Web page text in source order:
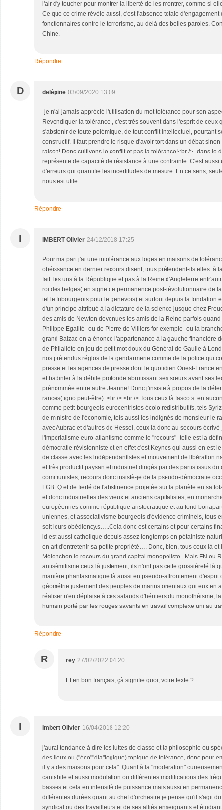
l'air d'y toucher pour montrer la liberté de les montrer, comme si
Ce que ce crime révèle aussi, c'est l'absence totale d'engagement
fonctionnaires contre le terrorisme, au delà des belles paroles.
Chine.
Répondre
D delépine 03/09/2020 13:09
-je n'ai jamais apprécié l'utilisation du mot tolérance pour son
Revendiquer la tolérance , c'est très souvent dans l'esprit de ceux
s'abstenir de toute polémique, de tout conflit intellectuel, pourtant
constructif. Il faut prendre le risque d'avoir tort dans un débat sinon
raison! Donc cultivons le conflit et pas la tolérance!<br /> -dans le
représente de capacité de résistance à une contrainte. C'est
d'erreurs qui quantifie les incertitudes de mesure. En ce sens,
nous est utile.
Répondre
I IMBERT Olivier 24/12/2018 17:25
Pour ma part j'ai une intolérance aux loges en maisons de
obéissance en dernier recours disent, tous prétendent-ils.elles. à
fait: les uns à la République et pas à la Reine d'Angleterre
roi des belges( en signe de permanence post-révolutionnaire de
tel le fribourgeois pour le genevois) et surtout depuis la fondation
d'un principe attribué à la dictature de la science jusque chez
des amis de Newton devenues les amis de la Reine parfois
Philippe Egalité- ou de Pierre de Villiers for exemple- ou la
grand Balzac en a énoncé l'appartenance à la gauche financière
de Philallète en jeu de petit mot doux du Général de Gaulle à
nos prétendus réglos de la gendarmerie comme de la police qui
presse et les agences de presse dont le quotidien Ouest-France
et badinter à la débile profonde abrutissant ses sœurs avant ses
prénommée entre autre Jeanne! Donc j'insiste à propos de la
rances( igno peut-être): <br /> <br /> Tous ceux là fasco.s. en
comme petit-bourgeois eurocentristes écolo redistributifs, tels
de ministre de l'économie, tels aussi les indignés de monsieur le
avec Aubrac et d'autres de Hessel, ceux là donc au secours
l'impérialisme euro-atlantisme comme le "recours"- telle est la
démocratie révisionniste et en effet c'est Keynes qui aussi en est
de classe avec les indépendantistes et mouvement de libération
et très productif paysan et industriel dirigés par des partis issus du
communistes, recours donc insistè-je de la pseudo-démocratie
LGBTQ et de fierté de l'abstinence projetée sur la planète en sa
et donc industrielles des vieux et anciens capitalistes, en
européennes comme république aristocratique et au fond
uniennes, et associativisme bourgeois d'évidence criminels, tous
soit leurs obédiency.s…..Cela donc est certains et pour certains
id est aussi catholique depuis assez longtemps en pétainiste
en art d'entretenir sa petite propriété…. Donc, bien, tous ceux là
Mélenchon le recours du grand capital monopoliste...Mais FN ou
antisémitisme ceux là justement, ils n'ont pas cette grossièreté là
manière phantasmatique là aussi en pseudo-affrontement d'esprit
géométrie justement des peuples de marins orientaux qui eux en
réaliser n'en déplaise à ces salauds d'héritiers du monothéisme,
humain porté par les rouges savants en travail complexe uni au
Répondre
R rey 27/02/2022 04:20
Et en bon français, çà signifie quoi, votre texte ?
I Imbert Olivier 16/04/2018 12:20
j'aurai tendance à dire les luttes de classe et la philosophie ou
des lieux ou ("éco""dia"logique) topique de tolérance, donc pour
il y a des maisons pour cela"..Quant à la "modération"
cantabile et aussi modulation ou différentes modifications des
basses et cela en intensité de puissance mais aussi en
différentes durées quant au chef d'orchestre je pense qu'il s'agit
syndical ou des travailleurs et de ses alliés enseignants et